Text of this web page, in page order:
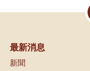
最新消息
新聞